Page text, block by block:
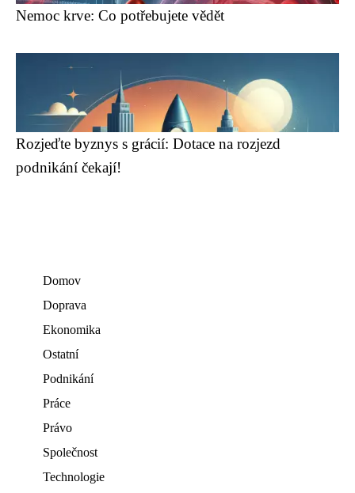
Nemoc krve: Co potřebujete vědět
Rozjeďte byznys s grácií: Dotace na rozjezd
podnikání čekají!
Domov
Doprava
Ekonomika
Ostatní
Podnikání
Práce
Právo
Společnost
Technologie